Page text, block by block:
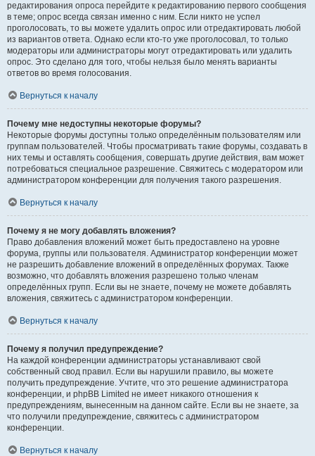
редактирования опроса перейдите к редактированию первого сообщения
в теме; опрос всегда связан именно с ним. Если никто не успел
проголосовать, то вы можете удалить опрос или отредактировать любой
из вариантов ответа. Однако если кто-то уже проголосовал, то только
модераторы или администраторы могут отредактировать или удалить
опрос. Это сделано для того, чтобы нельзя было менять варианты
ответов во время голосования.
Вернуться к началу
Почему мне недоступны некоторые форумы?
Некоторые форумы доступны только определённым пользователям или
группам пользователей. Чтобы просматривать такие форумы, создавать в
них темы и оставлять сообщения, совершать другие действия, вам может
потребоваться специальное разрешение. Свяжитесь с модератором или
администратором конференции для получения такого разрешения.
Вернуться к началу
Почему я не могу добавлять вложения?
Право добавления вложений может быть предоставлено на уровне
форума, группы или пользователя. Администратор конференции может
не разрешить добавление вложений в определённых форумах. Также
возможно, что добавлять вложения разрешено только членам
определённых групп. Если вы не знаете, почему не можете добавлять
вложения, свяжитесь с администратором конференции.
Вернуться к началу
Почему я получил предупреждение?
На каждой конференции администраторы устанавливают свой
собственный свод правил. Если вы нарушили правило, вы можете
получить предупреждение. Учтите, что это решение администратора
конференции, и phpBB Limited не имеет никакого отношения к
предупреждениям, вынесенным на данном сайте. Если вы не знаете, за
что получили предупреждение, свяжитесь с администратором
конференции.
Вернуться к началу